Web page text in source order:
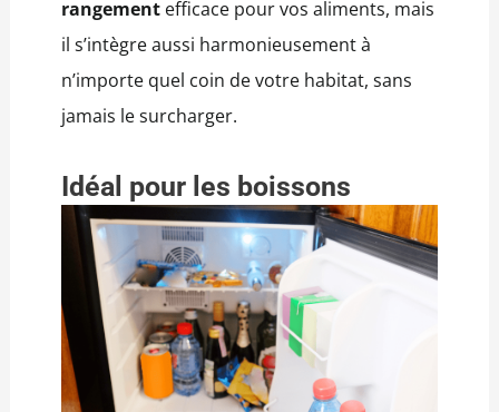
rangementefficace pour vos aliments, mais
il s’intègre aussi harmonieusement à
n’importe quel coin de votre habitat, sans
jamais le surcharger.
Idéal pour les boissons